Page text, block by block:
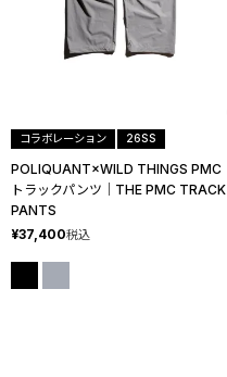
POLIQUANT×WILD THINGS PMC
トラックパンツ│THE PMC TRACK
PANTS
コラボレーション 26SS
¥37,400税込